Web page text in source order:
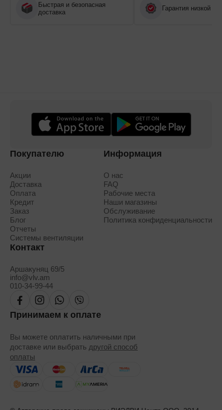
Быстрая и безопасная
доставка
Гарантия низкой
Покупателю
Акции
Доставка
Оплата
Кредит
Заказ
Блог
Отчеты
Системы вентиляции
Информация
О нас
FAQ
Рабочие места
Наши магазины
Обслуживание
Политика конфиденциальности
Контакт
Аршакуняц 69/5
info@vlv.am
010-34-99-44
Принимаем к оплате
Вы можете оплатить наличными при
доставке или выбрать другой способ
оплаты